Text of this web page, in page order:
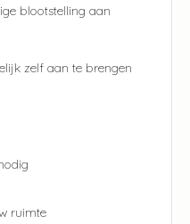
blootstelling aan
zelf aan te brengen
ruimte